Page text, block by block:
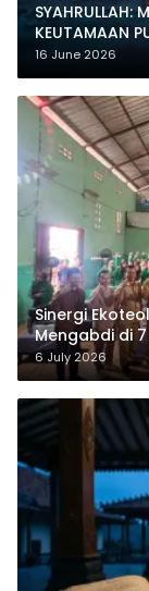
SYAHRULLAH:
KEUTAMAAN
16 June 2026
‎Sinergi
Mengabdi di
6 July 2026